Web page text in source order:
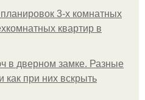
3-х комнатных
квартир в
в дверном замке. Разные
как при них вскрыть